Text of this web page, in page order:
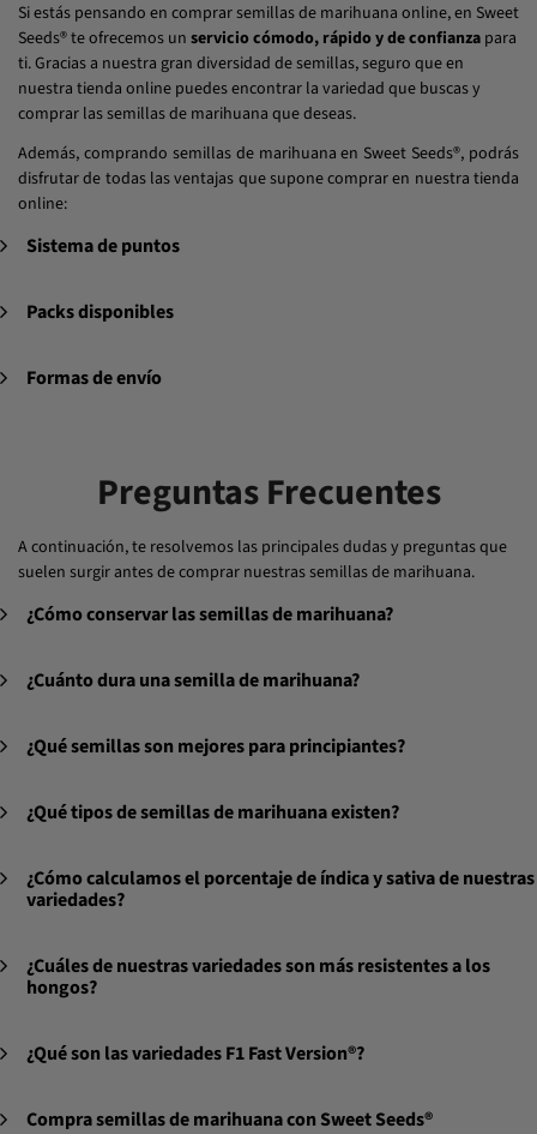
Si estás pensando en comprar semillas de marihuana online, en Sweet
Seeds® te ofrecemos un servicio cómodo, rápido y de confianza para
ti. Gracias a nuestra gran diversidad de semillas, seguro que en
nuestra tienda online puedes encontrar la variedad que buscas y
comprar las semillas de marihuana que deseas.
Además, comprando semillas de marihuana en Sweet Seeds®, podrás
disfrutar de todas las ventajas que supone comprar en nuestra tienda
online:
Sistema de puntos
Packs disponibles
Formas de envío
Preguntas Frecuentes
A continuación, te resolvemos las principales dudas y preguntas que
suelen surgir antes de comprar nuestras semillas de marihuana.
¿Cómo conservar las semillas de marihuana?
¿Cuánto dura una semilla de marihuana?
¿Qué semillas son mejores para principiantes?
¿Qué tipos de semillas de marihuana existen?
¿Cómo calculamos el porcentaje de índica y sativa de nuestras
variedades?
¿Cuáles de nuestras variedades son más resistentes a los
hongos?
¿Qué son las variedades F1 Fast Version®?
Compra semillas de marihuana con Sweet Seeds®